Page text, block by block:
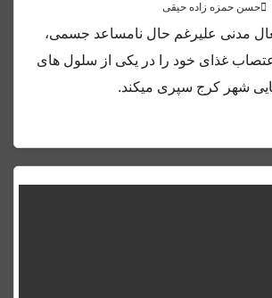
حسن حمزه زاده حیقی
مدنی علیرغم حال نامساعد جسمی،
غذای خود را در یکی از سلول های
شهر کرج سپری میکند.